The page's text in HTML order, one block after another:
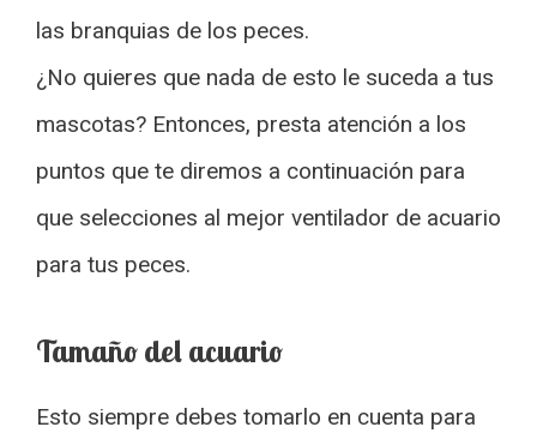
las branquias de los peces.
¿No quieres que nada de esto le suceda a tus
mascotas? Entonces, presta atención a los
puntos que te diremos a continuación para
que selecciones al mejor ventilador de acuario
para tus peces.
Tamaño del acuario
Esto siempre debes tomarlo en cuenta para